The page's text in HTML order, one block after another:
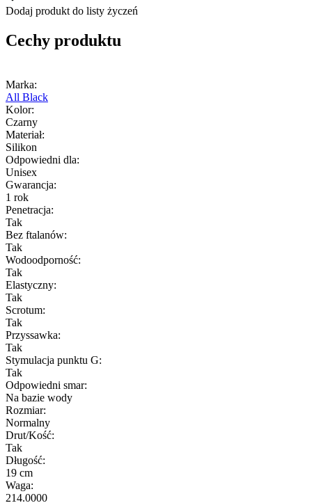
Dodaj produkt do listy życzeń
Cechy produktu
Marka:
All Black
Kolor:
Czarny
Materiał:
Silikon
Odpowiedni dla:
Unisex
Gwarancja:
1 rok
Penetracja:
Tak
Bez ftalanów:
Tak
Wodoodporność:
Tak
Elastyczny:
Tak
Scrotum:
Tak
Przyssawka:
Tak
Stymulacja punktu G:
Tak
Odpowiedni smar:
Na bazie wody
Rozmiar:
Normalny
Drut/Kość:
Tak
Długość:
19 cm
Waga:
214.0000